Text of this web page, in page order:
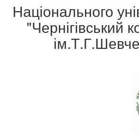
Національного
"Чернігівський